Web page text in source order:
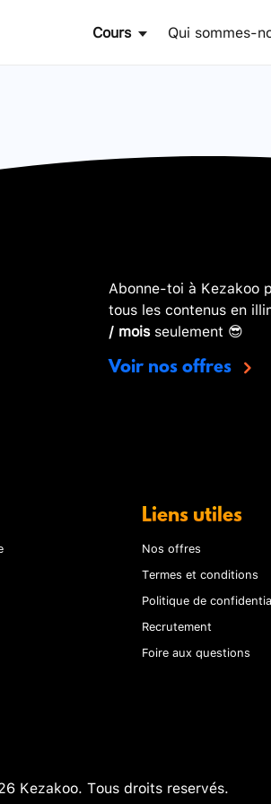
Cours Qui sommes-
Abonne-toi à Kezakoo
tous les contenus en
/ moisseulement 😎
Voir nos offres
Liens utiles
Nos offres
Termes et conditions
Politique de
Recrutement
Foire aux questions
Kezakoo. Tous droits reservés.